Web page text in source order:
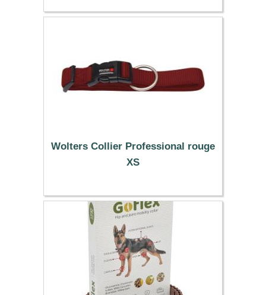
Wolters Collier Professional rouge
XS
6.89 €